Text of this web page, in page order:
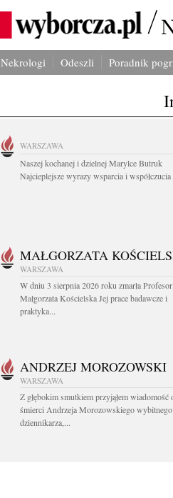
Nekrologi Odeszli Poradnik
WARSZAWA
Naszej kochanej i dzielnej Marylce Butruk
Najcieplejsze wyrazy wsparcia i współczucia
MAŁGORZATA
WARSZAWA
W dniu 3 sierpnia 2026 roku zmarła Profesor
Małgorzata Kościelska Jej prace badawcze i
praktyka...
ANDRZEJ MOROZOWSKI
WARSZAWA
Z głębokim smutkiem przyjąłem wiadomość
śmierci Andrzeja Morozowskiego wybitnego
dziennikarza,...